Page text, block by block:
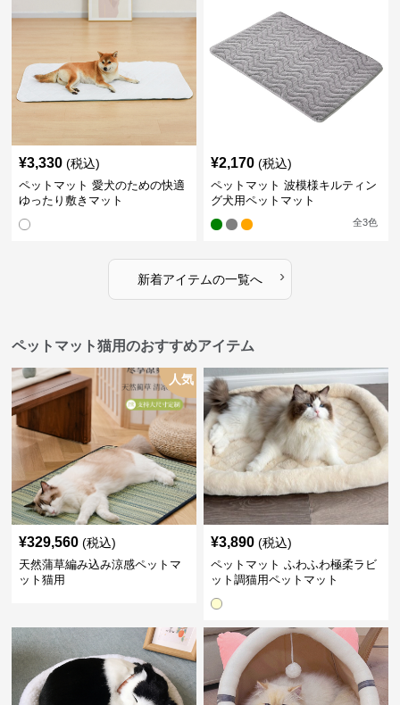
¥3,330 (税込)
ペットマット 愛犬のための快適
ゆったり敷きマット
¥2,170 (税込)
ペットマット 波模様キルティン
グ犬用ペットマット
全3色
新着アイテムの一覧へ ›
ペットマット猫用のおすすめアイテム
人気
¥329,560 (税込)
天然蒲草編み込み涼感ペットマ
ット猫用
¥3,890 (税込)
ペットマット ふわふわ極柔ラビ
ット調猫用ペットマット